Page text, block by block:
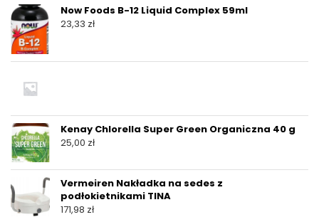
Now Foods B-12 Liquid Complex 59ml
23,33 zł
Kenay Chlorella Super Green Organiczna 40 g
25,00 zł
Vermeiren Nakładka na sedes z
podłokietnikami TINA
171,98 zł